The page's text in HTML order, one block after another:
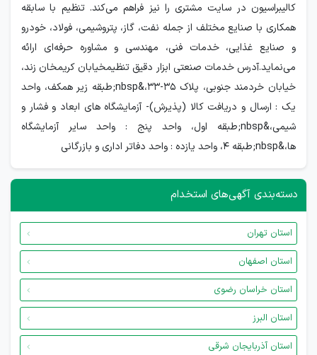
کالیبراسیون در سایت مشتری را نیز فراهم می‌کند. تنظیم با سابقه
همکاری با صنایع مختلف از جمله نفت، گاز، پتروشیمی، فولاد، خودرو
و صنایع غذایی، خدمات فنی، مهندسی و مشاوره حرفه‌ای ارائه
می‌نماید.آدرس خدمات صنعتی ابزار دقیق تنظیمخیابان کریمخان زند،
خیابان خردمند جنوبی، پلاک ۳۵-۳۳،&nbsp;طبقه زیر همکف، واحد
یک : ارسال و دریافت کالا (پذیرش)- آزمایشگاه های ابعاد و فشار و
شیمی،&nbsp;طبقه اول، واحد پنج : واحد سایر آزمایشگاه
ها،&nbsp;طبقه ۴، واحد یازده : واحد دفاتر اداری و بازرگانی
دسته‌بندی آگهی‌های استخدام
استان تهران
استان اصفهان
استان خراسان رضوی
استان البرز
استان آذربایجان شرقی